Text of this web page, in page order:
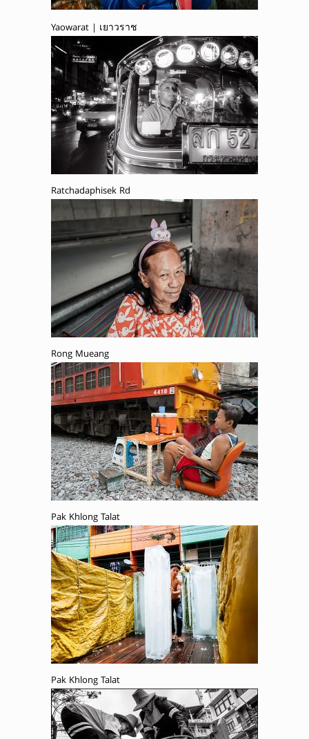
Yaowarat | เยาวราช
Ratchadaphisek Rd
Rong Mueang
Pak Khlong Talat
Pak Khlong Talat